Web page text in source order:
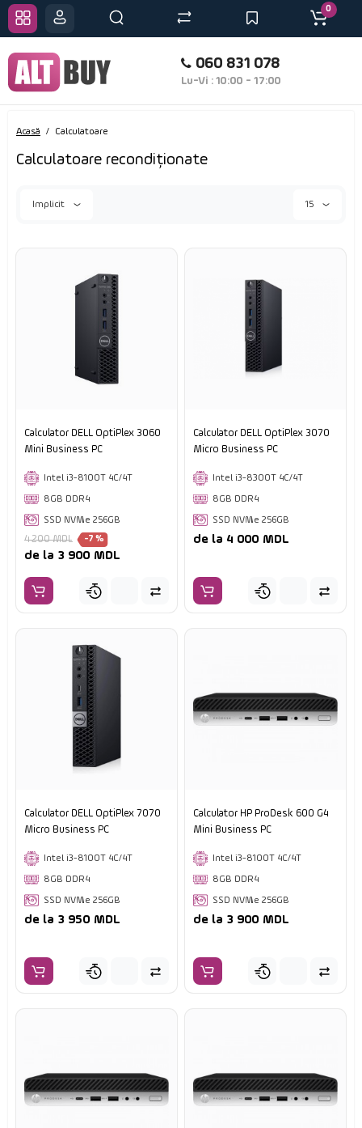
060 831 078
Lu-Vi : 10:00 - 17:00
0
Acasă Calculatoare
Calculatoare recondiționate
Implicit 15
Calculator DELL OptiPlex 3060
Mini Business PC
Intel i3-8100T 4C/4T
8GB DDR4
SSD NVMe 256GB
4 200 MDL -7 %
de la 3 900 MDL
Calculator DELL OptiPlex 3070
Micro Business PC
Intel i3-8300T 4C/4T
8GB DDR4
SSD NVMe 256GB
de la 4 000 MDL
Calculator DELL OptiPlex 7070
Micro Business PC
Intel i3-8100T 4C/4T
8GB DDR4
SSD NVMe 256GB
de la 3 950 MDL
Calculator HP ProDesk 600 G4
Mini Business PC
Intel i3-8100T 4C/4T
8GB DDR4
SSD NVMe 256GB
de la 3 900 MDL